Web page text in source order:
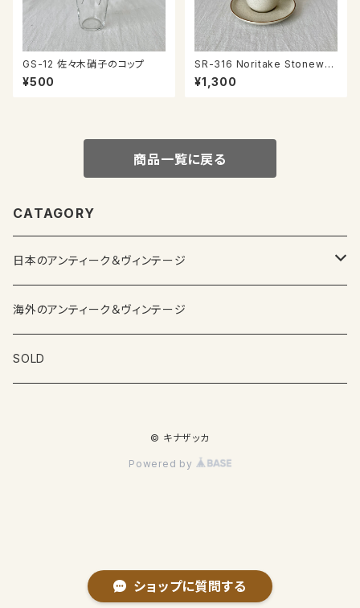
ショップに質問する
GS-12 佐々木硝子のコップ
¥500
SR-316 Noritake Stonewar
e カップ＆ソーサー
¥1,300
商品一覧に戻る
CATAGORY
日本のアンティーク＆ヴィンテージ
カップ＆ソーサー
ガラス製品
海外のアンティーク＆ヴィンテージ
SOLD
© キナザッカ
Powered by